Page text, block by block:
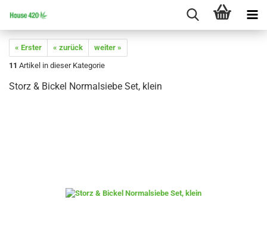
« Erster « zurück
weiter »
11 Artikel in dieser Kategorie
Storz & Bickel Normalsiebe Set, klein